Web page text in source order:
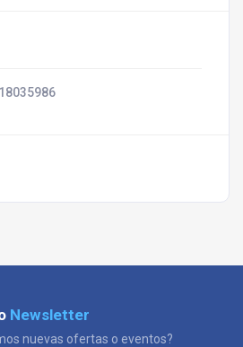
Newsletter
nuevas ofertas o eventos?